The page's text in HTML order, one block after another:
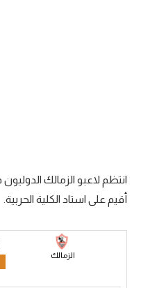
الكرة الأوروبية
الكرة الإفريقية
منتخب مصر
سعودي في الجول
انتظم لاعبو الزمالك
أقيم على استاد الكلية الحربية.
الزمالك